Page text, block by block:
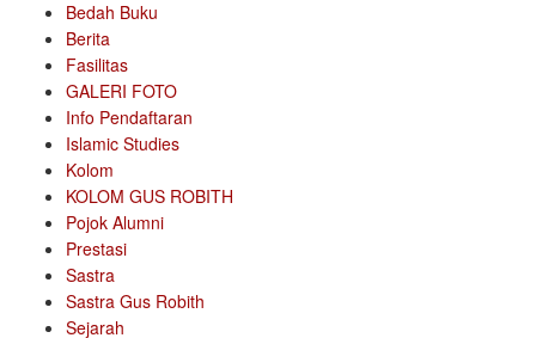
Bedah Buku
Berita
Fasilitas
GALERI FOTO
Info Pendaftaran
Islamic Studies
Kolom
KOLOM GUS ROBITH
Pojok Alumni
Prestasi
Sastra
Sastra Gus Robith
Sejarah